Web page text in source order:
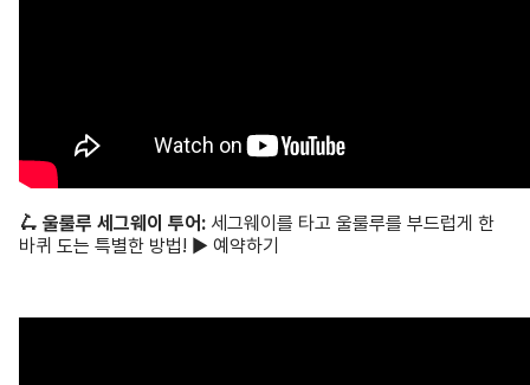
🛴 울룰루 세그웨이 투어: 세그웨이를 타고 울룰루를 부드럽게 한
바퀴 도는 특별한 방법! ▶ 예약하기